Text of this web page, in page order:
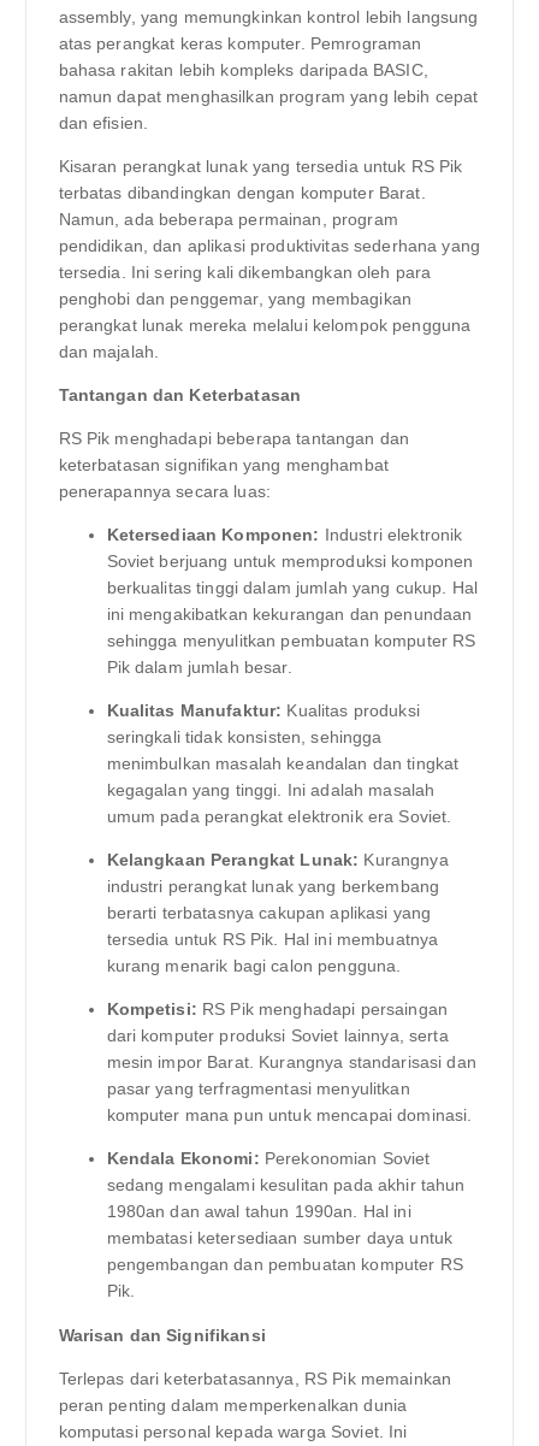
assembly, yang memungkinkan kontrol lebih langsung
atas perangkat keras komputer. Pemrograman
bahasa rakitan lebih kompleks daripada BASIC,
namun dapat menghasilkan program yang lebih cepat
dan efisien.
Kisaran perangkat lunak yang tersedia untuk RS Pik
terbatas dibandingkan dengan komputer Barat.
Namun, ada beberapa permainan, program
pendidikan, dan aplikasi produktivitas sederhana yang
tersedia. Ini sering kali dikembangkan oleh para
penghobi dan penggemar, yang membagikan
perangkat lunak mereka melalui kelompok pengguna
dan majalah.
Tantangan dan Keterbatasan
RS Pik menghadapi beberapa tantangan dan
keterbatasan signifikan yang menghambat
penerapannya secara luas:
Ketersediaan Komponen: Industri elektronik
Soviet berjuang untuk memproduksi komponen
berkualitas tinggi dalam jumlah yang cukup. Hal
ini mengakibatkan kekurangan dan penundaan
sehingga menyulitkan pembuatan komputer RS
​​Pik dalam jumlah besar.
Kualitas Manufaktur: Kualitas produksi
seringkali tidak konsisten, sehingga
menimbulkan masalah keandalan dan tingkat
kegagalan yang tinggi. Ini adalah masalah
umum pada perangkat elektronik era Soviet.
Kelangkaan Perangkat Lunak: Kurangnya
industri perangkat lunak yang berkembang
berarti terbatasnya cakupan aplikasi yang
tersedia untuk RS Pik. Hal ini membuatnya
kurang menarik bagi calon pengguna.
Kompetisi: RS Pik menghadapi persaingan
dari komputer produksi Soviet lainnya, serta
mesin impor Barat. Kurangnya standarisasi dan
pasar yang terfragmentasi menyulitkan
komputer mana pun untuk mencapai dominasi.
Kendala Ekonomi: Perekonomian Soviet
sedang mengalami kesulitan pada akhir tahun
1980an dan awal tahun 1990an. Hal ini
membatasi ketersediaan sumber daya untuk
pengembangan dan pembuatan komputer RS ​​
Pik.
Warisan dan Signifikansi
Terlepas dari keterbatasannya, RS Pik memainkan
peran penting dalam memperkenalkan dunia
komputasi personal kepada warga Soviet. Ini